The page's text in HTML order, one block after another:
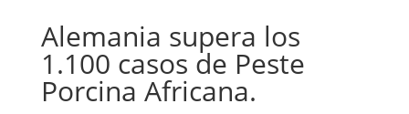
Alemania supera los
1.100 casos de Peste
Porcina Africana.